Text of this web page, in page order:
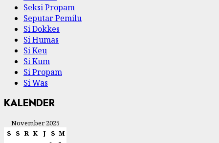
Seksi Propam
Seputar Pemilu
Si Dokkes
Si Humas
Si Keu
Si Kum
Si Propam
Si Was
KALENDER
November 2025
S
S R K J S M